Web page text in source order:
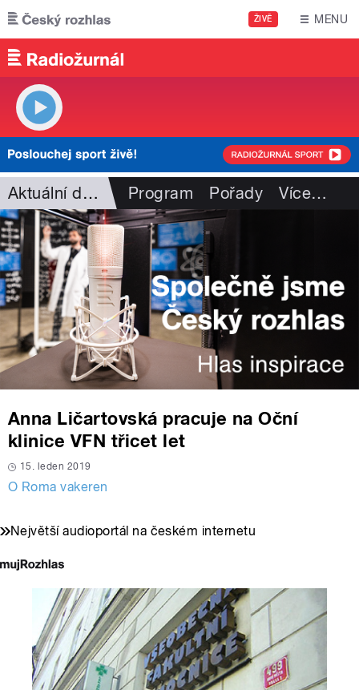
Přejít k hlavnímu obsahu
ŽIVĚ MENU
Aktuální dění Program Pořady Více…
Anna Ličartovská pracuje na Oční
klinice VFN třicet let
15. leden 2019
O Roma vakeren
Největší audioportál na českém internetu